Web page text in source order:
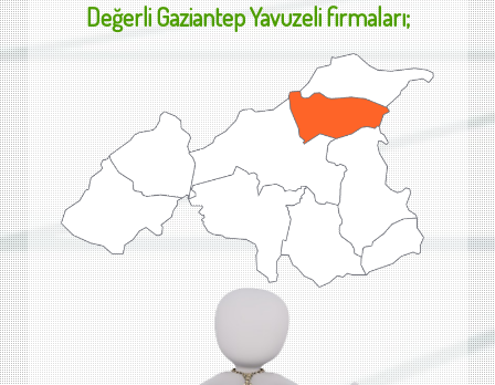
DeğerliGaziantep Yavuzelifirmaları;